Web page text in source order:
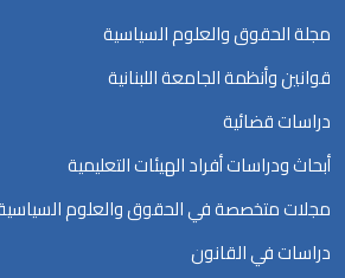
مجلة الحقوق والعلوم السياسية
قوانين وأنظمة الجامعة اللبنانية
دراسات قضائية
أبحاث ودراسات أفراد الهيئات التعليمية
مجلات متخصصة في الحقوق والعلوم السياسية
دراسات في القانون